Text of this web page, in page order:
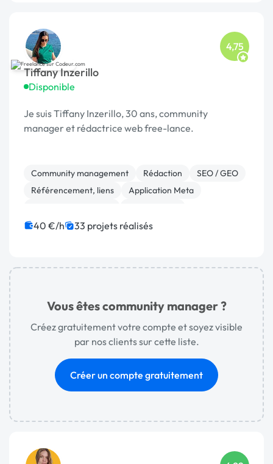
Tiffany Inzerillo
Disponible
4,75
Je suis Tiffany Inzerillo, 30 ans, community
manager et rédactrice web free-lance.
Community management Rédaction
SEO / GEO
Référencement, liens
Application Meta
Gestion de projet
Charte graphique
40 €/h 33 projets réalisés
Vous êtes community manager ?
Créez gratuitement votre compte et soyez visible
par nos clients sur cette liste.
Créer un compte gratuitement